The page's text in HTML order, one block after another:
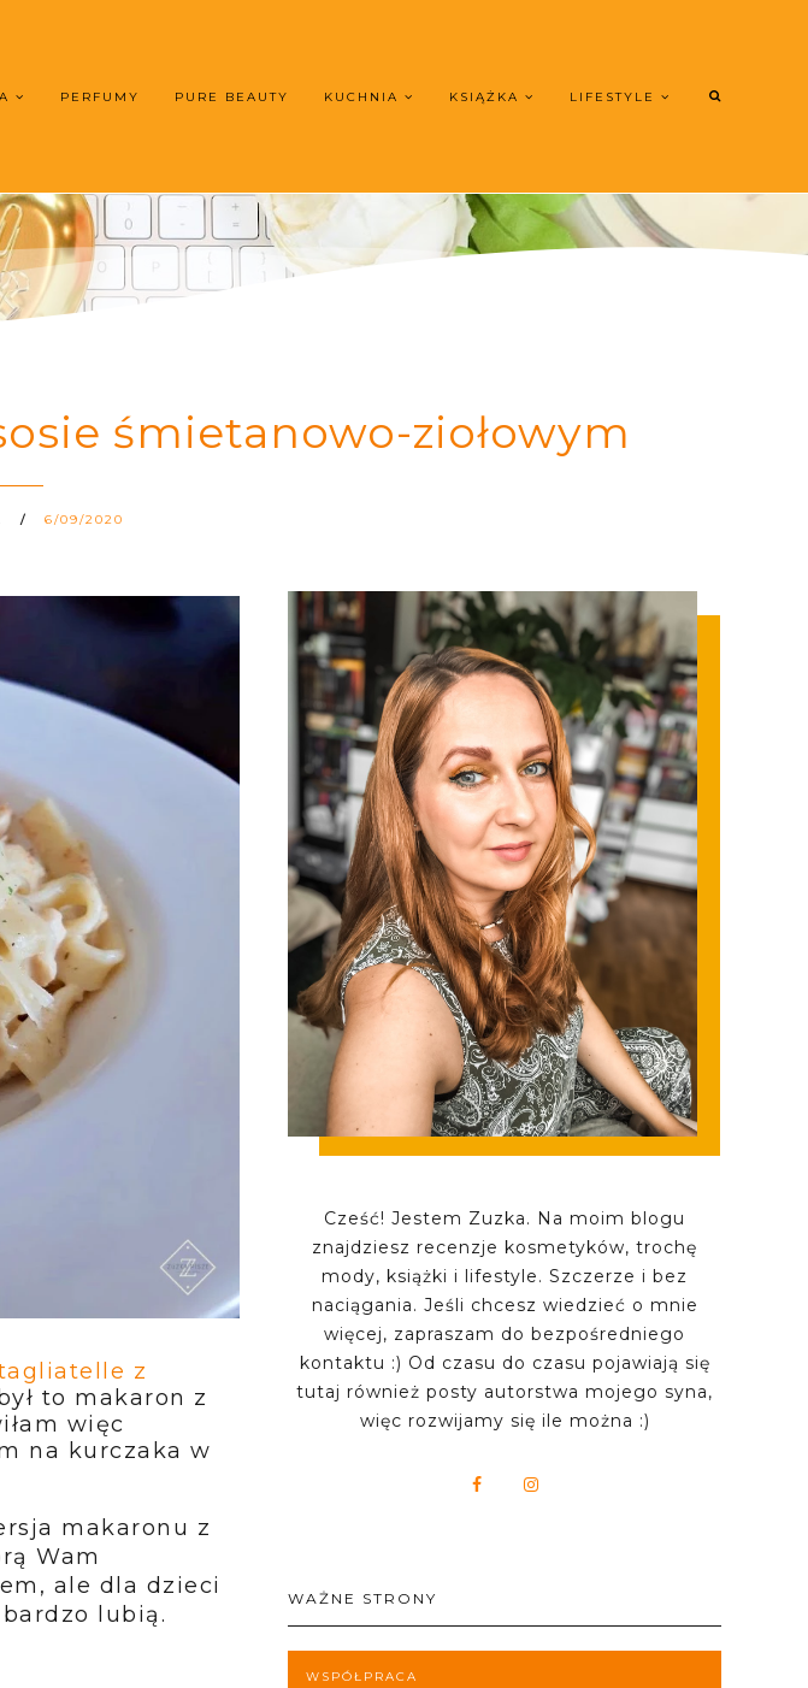
PERFUMY PURE BEAUTY KUCHNIA KSIĄŻKA LIFESTYLE
śmietanowo-ziołowym
6/09/2020
z
to makaron z
więc
na kurczaka w
makaronu z
Wam
ale dla dzieci
lubią.
Cześć! Jestem Zuzka. Na moim blogu
znajdziesz recenzje kosmetyków, trochę
mody, książki i lifestyle. Szczerze i bez
naciągania. Jeśli chcesz wiedzieć o mnie
więcej, zapraszam do bezpośredniego
kontaktu :) Od czasu do czasu pojawiają się
tutaj również posty autorstwa mojego syna,
więc rozwijamy się ile można :)
WAŻNE STRONY
WSPÓŁPRACA